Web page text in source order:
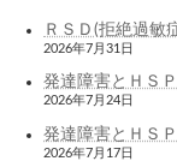
ＲＳＤ(拒絶過敏
2026年7月31日
発達障害とＨＳ
2026年7月24日
発達障害とＨＳ
2026年7月17日